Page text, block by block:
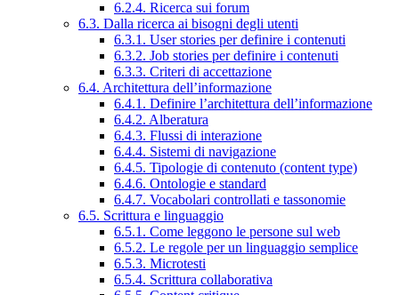
6.2.4. Ricerca sui forum
6.3. Dalla ricerca ai bisogni degli utenti
6.3.1. User stories per definire i contenuti
6.3.2. Job stories per definire i contenuti
6.3.3. Criteri di accettazione
6.4. Architettura dell’informazione
6.4.1. Definire l’architettura dell’informazione
6.4.2. Alberatura
6.4.3. Flussi di interazione
6.4.4. Sistemi di navigazione
6.4.5. Tipologie di contenuto (content type)
6.4.6. Ontologie e standard
6.4.7. Vocabolari controllati e tassonomie
6.5. Scrittura e linguaggio
6.5.1. Come leggono le persone sul web
6.5.2. Le regole per un linguaggio semplice
6.5.3. Microtesti
6.5.4. Scrittura collaborativa